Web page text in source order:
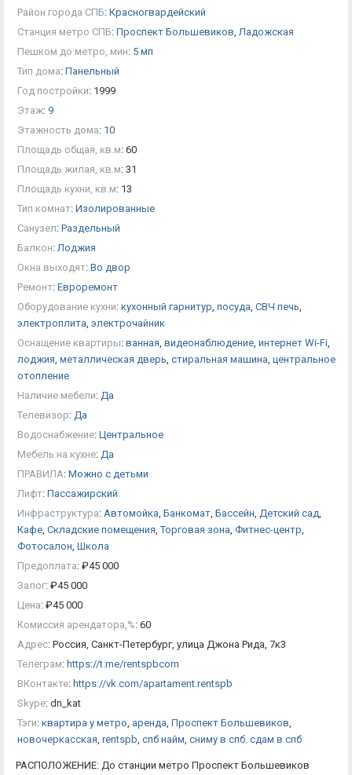
Район города СПБ: Красногвардейский
Станция метро СПБ: Проспект Большевиков,Ладожская
Пешком до метро, мин: 5 мп
Тип дома: Панельный
Год постройки: 1999
Этаж: 9
Этажность дома: 10
Площадь общая, кв.м: 60
Площадь жилая, кв.м: 31
Площадь кухни, кв.м: 13
Тип комнат: Изолированные
Санузел: Раздельный
Балкон:Лоджия
Окна выходят: Во двор
Ремонт: Евроремонт
Оборудование кухни: кухонный гарнитур, посуда, СВЧ печь,
электроплита, электрочайник
Оснащение квартиры: ванная, видеонаблюдение, интернет Wi-Fi,
лоджия, металлическая дверь, стиральная машина, центральное
отопление
Наличие мебели: Да
Телевизор: Да
Водоснабжение: Центральное
Мебель на кухне: Да
ПРАВИЛА: Можно с детьми
Лифт: Пассажирский
Инфраструктура: Автомойка, Банкомат, Бассейн, Детский сад,
Кафе, Складские помещения,Торговая зона, Фитнес-центр,
Фотосалон, Школа
Предоплата: ₽45 000
Залог: ₽45 000
Цена: ₽45 000
Комиссия арендатора,%: 60
Адрес: Россия, Санкт-Петербург, улица Джона Рида, 7к3
Телеграм: https://t.me/rentspbcom
ВКонтакте: https://vk.com/apartament.rentspb
Skype: dn_kat
Тэги: квартира у метро, аренда, Проспект Большевиков,
новочеркасская, rentspb, спб найм, сниму в спб. сдам в спб
РАСПОЛОЖЕНИЕ: До станции метро Проспект Большевиков